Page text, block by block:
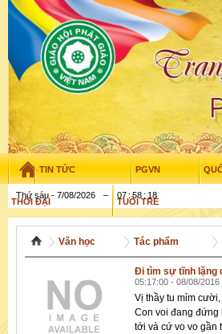
TIN TỨC PGVN
THỜI ĐẠI TUỔI TRẺ
Thứ sáu - 7/08/2026 – 07 : 58 : 19
Văn học Tác phẩm
Đi tìm sự tĩnh lặng
05:17:00 - 08/08/2016
Vị thầy tu mỉm
Con voi đang đứng
tới và cứ vo vo gần